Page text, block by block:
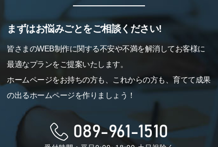
まずはお悩みごとをご相談ください!
皆さまのWEB制作に関する不安や不満を解消してお客様に
最適なプランをご提案いたします。
ホームページをお持ちの方も、これからの方も、育てて成果
の出るホームページを作りましょう！
089-961-1510